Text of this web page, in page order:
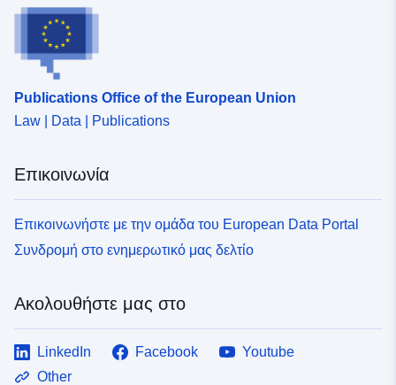
Publications Office of the European Union
Law | Data | Publications
Επικοινωνία
Επικοινωνήστε με την ομάδα του European Data Portal
Συνδρομή στο ενημερωτικό μας δελτίο
Ακολουθήστε μας στο
LinkedIn Facebook
Youtube
Other